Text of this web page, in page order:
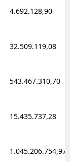
4.692.128,90
32.509.119,08
543.467.310,70
15.435.737,28
1.045.206.754,97